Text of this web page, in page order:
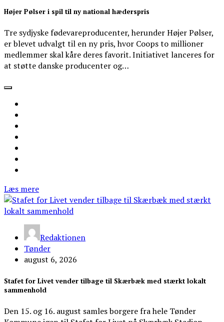
Højer Pølser i spil til ny national hæderspris
Tre sydjyske fødevareproducenter, herunder Højer Pølser,
er blevet udvalgt til en ny pris, hvor Coops to millioner
medlemmer skal kåre deres favorit. Initiativet lanceres for
at støtte danske producenter og…
Læs mere
Redaktionen
Tønder
august 6, 2026
Stafet for Livet vender tilbage til Skærbæk med stærkt lokalt
sammenhold
Den 15. og 16. august samles borgere fra hele Tønder